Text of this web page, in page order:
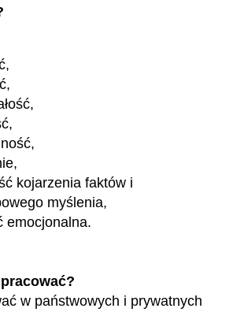
kojarzenia faktów i
myślenia,
emocjonalna.
w państwowych i prywatnych